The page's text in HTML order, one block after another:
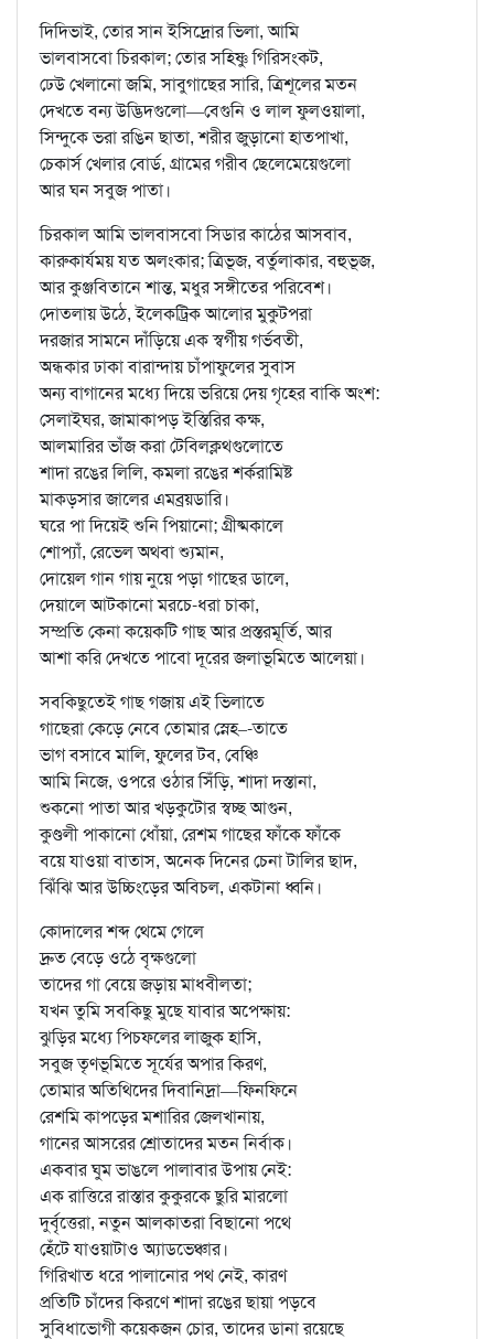
দিদিভাই, তোর সান ইসিদ্রোর ভিলা, আমি
ভালবাসবো চিরকাল; তোর সহিষ্ণু গিরিসংকট,
ঢেউ খেলানো জমি, সাবুগাছের সারি, ত্রিশূলের মতন
দেখতে বন্য উদ্ভিদগুলো—বেগুনি ও লাল ফুলওয়ালা,
সিন্দুকে ভরা রঙিন ছাতা, শরীর জুড়ানো হাতপাখা,
চেকার্স খেলার বোর্ড, গ্রামের গরীব ছেলেমেয়েগুলো
আর ঘন সবুজ পাতা।
চিরকাল আমি ভালবাসবো সিডার কাঠের আসবাব,
কারুকার্যময় যত অলংকার; ত্রিভূজ, বর্তুলাকার, বহুভূজ,
আর কুঞ্জবিতানে শান্ত, মধুর সঙ্গীতের পরিবেশ।
দোতলায় উঠে, ইলেকট্রিক আলোর মুকুটপরা
দরজার সামনে দাঁড়িয়ে এক স্বর্গীয় গর্ভবতী,
অন্ধকার ঢাকা বারান্দায় চাঁপাফুলের সুবাস
অন্য বাগানের মধ্যে দিয়ে ভরিয়ে দেয় গৃহের বাকি অংশ:
সেলাইঘর, জামাকাপড় ইস্তিরির কক্ষ,
আলমারির ভাঁজ করা টেবিলক্লথগুলোতে
শাদা রঙের লিলি, কমলা রঙের শর্করামিষ্ট
মাকড়সার জালের এমব্রয়ডারি।
ঘরে পা দিয়েই শুনি পিয়ানো; গ্রীষ্মকালে
শোপ্যাঁ, রেভেল অথবা শ্যুমান,
দোয়েল গান গায় নুয়ে পড়া গাছের ডালে,
দেয়ালে আটকানো মরচে-ধরা চাকা,
সম্প্রতি কেনা কয়েকটি গাছ আর প্রস্তরমূর্তি, আর
আশা করি দেখতে পাবো দূরের জলাভূমিতে আলেয়া।
সবকিছুতেই গাছ গজায় এই ভিলাতে
গাছেরা কেড়ে নেবে তোমার স্নেহ–-তাতে
ভাগ বসাবে মালি, ফুলের টব, বেঞ্চি
আমি নিজে, ওপরে ওঠার সিঁড়ি, শাদা দস্তানা,
শুকনো পাতা আর খড়কুটোর স্বচ্ছ আগুন,
কুণ্ডলী পাকানো ধোঁয়া, রেশম গাছের ফাঁকে ফাঁকে
বয়ে যাওয়া বাতাস, অনেক দিনের চেনা টালির ছাদ,
ঝিঁঝি আর উচ্চিংড়ের অবিচল, একটানা ধ্বনি।
কোদালের শব্দ থেমে গেলে
দ্রুত বেড়ে ওঠে বৃক্ষগুলো
তাদের গা বেয়ে জড়ায় মাধবীলতা;
যখন তুমি সবকিছু মুছে যাবার অপেক্ষায়:
ঝুড়ির মধ্যে পিচফলের লাজুক হাসি,
সবুজ তৃণভূমিতে সূর্যের অপার কিরণ,
তোমার অতিথিদের দিবানিদ্রা—ফিনফিনে
রেশমি কাপড়ের মশারির জেলখানায়,
গানের আসরের শ্রোতাদের মতন নির্বাক।
একবার ঘুম ভাঙলে পালাবার উপায় নেই:
এক রাত্তিরে রাস্তার কুকুরকে ছুরি মারলো
দুর্বৃত্তেরা, নতুন আলকাতরা বিছানো পথে
হেঁটে যাওয়াটাও অ্যাডভেঞ্চার।
গিরিখাত ধরে পালানোর পথ নেই, কারণ
প্রতিটি চাঁদের কিরণে শাদা রঙের ছায়া পড়বে
সুবিধাভোগী কয়েকজন চোর, তাদের ডানা রয়েছে